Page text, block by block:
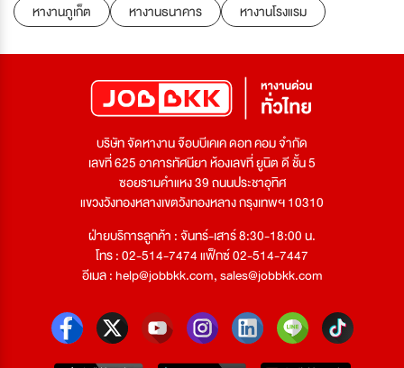
หางานภูเก็ต
หางานธนาคาร หางานโรงแรม
บริษัท จัดหางาน จ๊อบบีเคเค ดอท คอม จำกัด
เลขที่ 625 อาคารทัศนียา ห้องเลขที่ ยูนิต ดี ชั้น 5
ซอยรามคำแหง 39 ถนนประชาอุทิศ
แขวงวังทองหลางเขตวังทองหลาง กรุงเทพฯ 10310
ฝ่ายบริการลูกค้า : จันทร์-เสาร์ 8:30-18:00 น.
โทร : 02-514-7474 แฟ็กซ์ 02-514-7447
อีเมล :help@jobbkk.com,sales@jobbkk.com